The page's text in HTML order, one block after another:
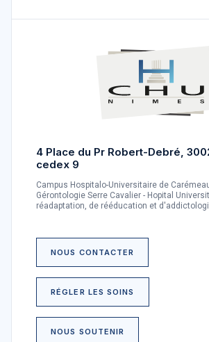
4 Place du Pr Robert-Debré,
cedex 9
Campus Hospitalo-Universitaire de
Gérontologie Serre Cavalier - Hopital
réadaptation, de rééducation et
NOUS CONTACTER
RÉGLER LES SOINS
NOUS SOUTENIR